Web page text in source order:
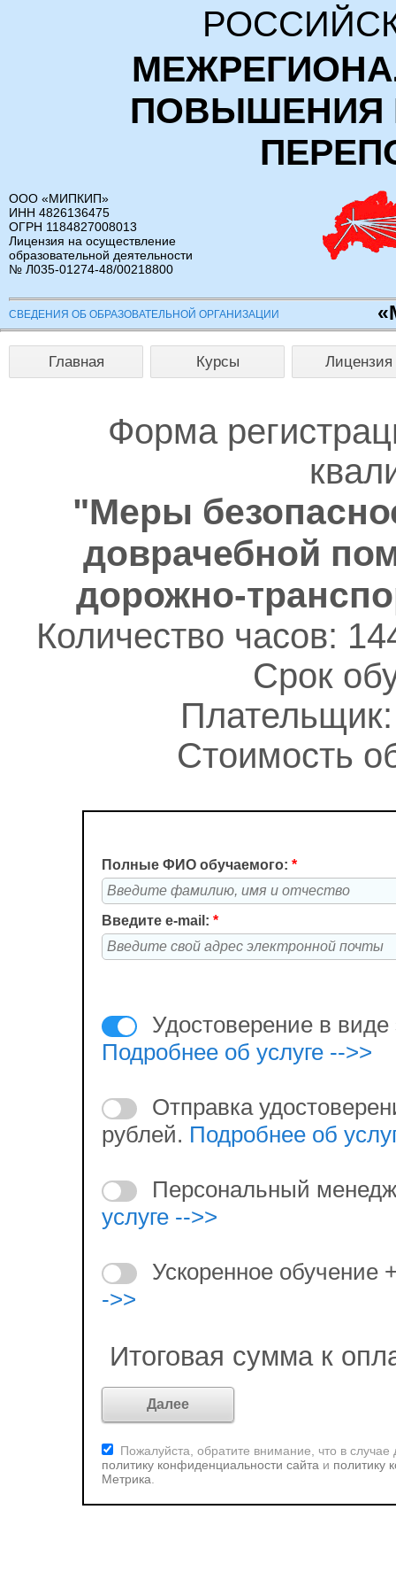
ПОВЫШЕНИЯ
ООО «МИПКИП»
ИНН 4826136475
ОГРН 1184827008013
Лицензия на осуществление
образовательной деятельности
№ Л035-01274-48/00218800
СВЕДЕНИЯ ОБ ОБРАЗОВАТЕЛЬНОЙ ОРГАНИЗАЦИИ
Главная Курсы Лицензия
Форма
"Меры
доврачебной
дорожно-
Количество часов:
Срок
Стоимость
Полные ФИО обучаемого: *
Введите e-mail: *
Удостоверение в виде
Подробнее об услуге -->>
Отправка
рублей. Подробнее об
Персональный
услуге -->>
Ускоренное обучение
->>
Итоговая сумма к
Пожалуйста, обратите внимание, что в
политику конфиденциальности сайта и политику
Метрика